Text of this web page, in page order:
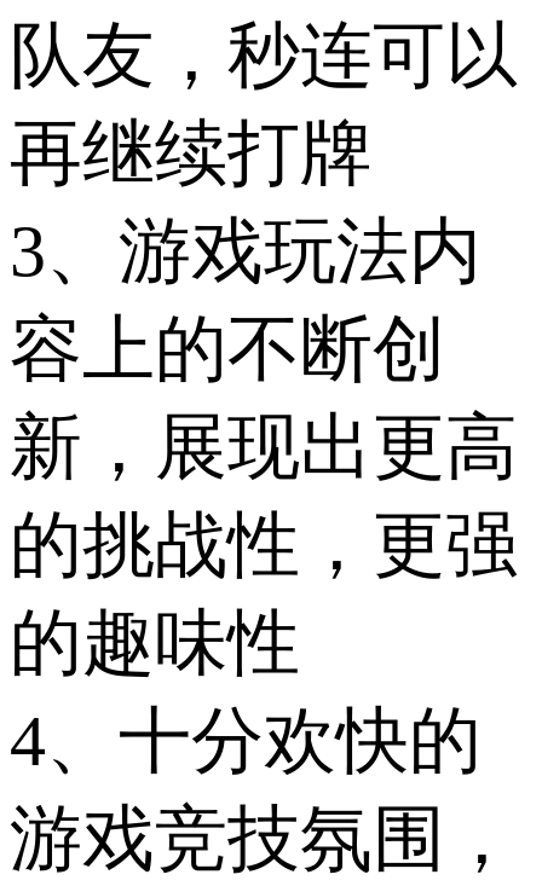
队友，秒连可以
再继续打牌
3、游戏玩法内
容上的不断创
新，展现出更高
的挑战性，更强
的趣味性
4、十分欢快的
游戏竞技氛围，